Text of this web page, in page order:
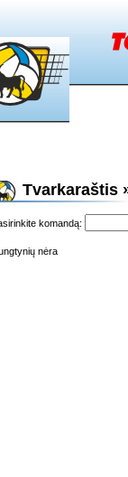
Tvarkaraštis
komandą:
nėra